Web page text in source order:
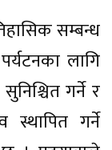
सम्बन्ध
लागि
गर्ने र
स्थापित गर्ने